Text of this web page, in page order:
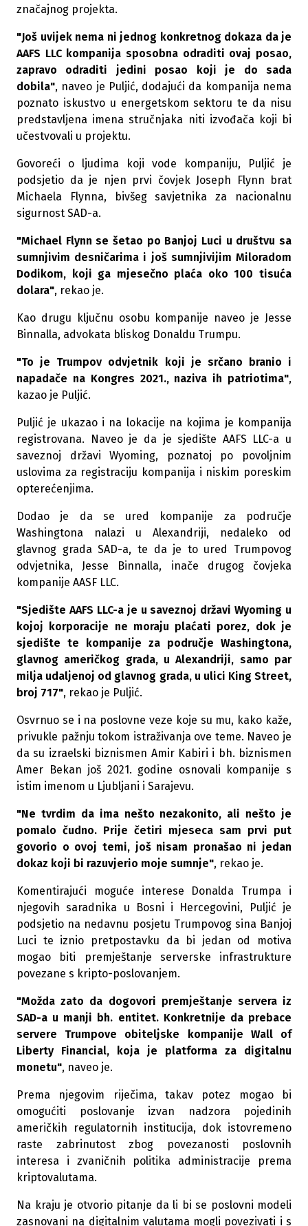
značajnog projekta.
"Još uvijek nema ni jednog konkretnog dokaza da je
AAFS LLC kompanija sposobna odraditi ovaj posao,
zapravo odraditi jedini posao koji je do sada
dobila", naveo je Puljić, dodajući da kompanija nema
poznato iskustvo u energetskom sektoru te da nisu
predstavljena imena stručnjaka niti izvođača koji bi
učestvovali u projektu.
Govoreći o ljudima koji vode kompaniju, Puljić je
podsjetio da je njen prvi čovjek Joseph Flynn brat
Michaela Flynna, bivšeg savjetnika za nacionalnu
sigurnost SAD-a.
"Michael Flynn se šetao po Banjoj Luci u društvu sa
sumnjivim desničarima i još sumnjivijim Miloradom
Dodikom, koji ga mjesečno plaća oko 100 tisuća
dolara", rekao je.
Kao drugu ključnu osobu kompanije naveo je Jesse
Binnalla, advokata bliskog Donaldu Trumpu.
"To je Trumpov odvjetnik koji je srčano branio i
napadače na Kongres 2021., naziva ih patriotima",
kazao je Puljić.
Puljić je ukazao i na lokacije na kojima je kompanija
registrovana. Naveo je da je sjedište AAFS LLC-a u
saveznoj državi Wyoming, poznatoj po povoljnim
uslovima za registraciju kompanija i niskim poreskim
opterećenjima.
Dodao je da se ured kompanije za područje
Washingtona nalazi u Alexandriji, nedaleko od
glavnog grada SAD-a, te da je to ured Trumpovog
odvjetnika, Jesse Binnalla, inače drugog čovjeka
kompanije AASF LLC.
"Sjedište AAFS LLC-a je u saveznoj državi Wyoming u
kojoj korporacije ne moraju plaćati porez, dok je
sjedište te kompanije za područje Washingtona,
glavnog američkog grada, u Alexandriji, samo par
milja udaljenoj od glavnog grada, u ulici King Street,
broj 717", rekao je Puljić.
Osvrnuo se i na poslovne veze koje su mu, kako kaže,
privukle pažnju tokom istraživanja ove teme. Naveo je
da su izraelski biznismen Amir Kabiri i bh. biznismen
Amer Bekan još 2021. godine osnovali kompanije s
istim imenom u Ljubljani i Sarajevu.
"Ne tvrdim da ima nešto nezakonito, ali nešto je
pomalo čudno. Prije četiri mjeseca sam prvi put
govorio o ovoj temi, još nisam pronašao ni jedan
dokaz koji bi razuvjerio moje sumnje", rekao je.
Komentirajući moguće interese Donalda Trumpa i
njegovih saradnika u Bosni i Hercegovini, Puljić je
podsjetio na nedavnu posjetu Trumpovog sina Banjoj
Luci te iznio pretpostavku da bi jedan od motiva
mogao biti premještanje serverske infrastrukture
povezane s kripto-poslovanjem.
"Možda zato da dogovori premještanje servera iz
SAD-a u manji bh. entitet. Konkretnije da prebace
servere Trumpove obiteljske kompanije Wall of
Liberty Financial, koja je platforma za digitalnu
monetu", naveo je.
Prema njegovim riječima, takav potez mogao bi
omogućiti poslovanje izvan nadzora pojedinih
američkih regulatornih institucija, dok istovremeno
raste zabrinutost zbog povezanosti poslovnih
interesa i zvaničnih politika administracije prema
kriptovalutama.
Na kraju je otvorio pitanje da li bi se poslovni modeli
zasnovani na digitalnim valutama mogli povezivati i s